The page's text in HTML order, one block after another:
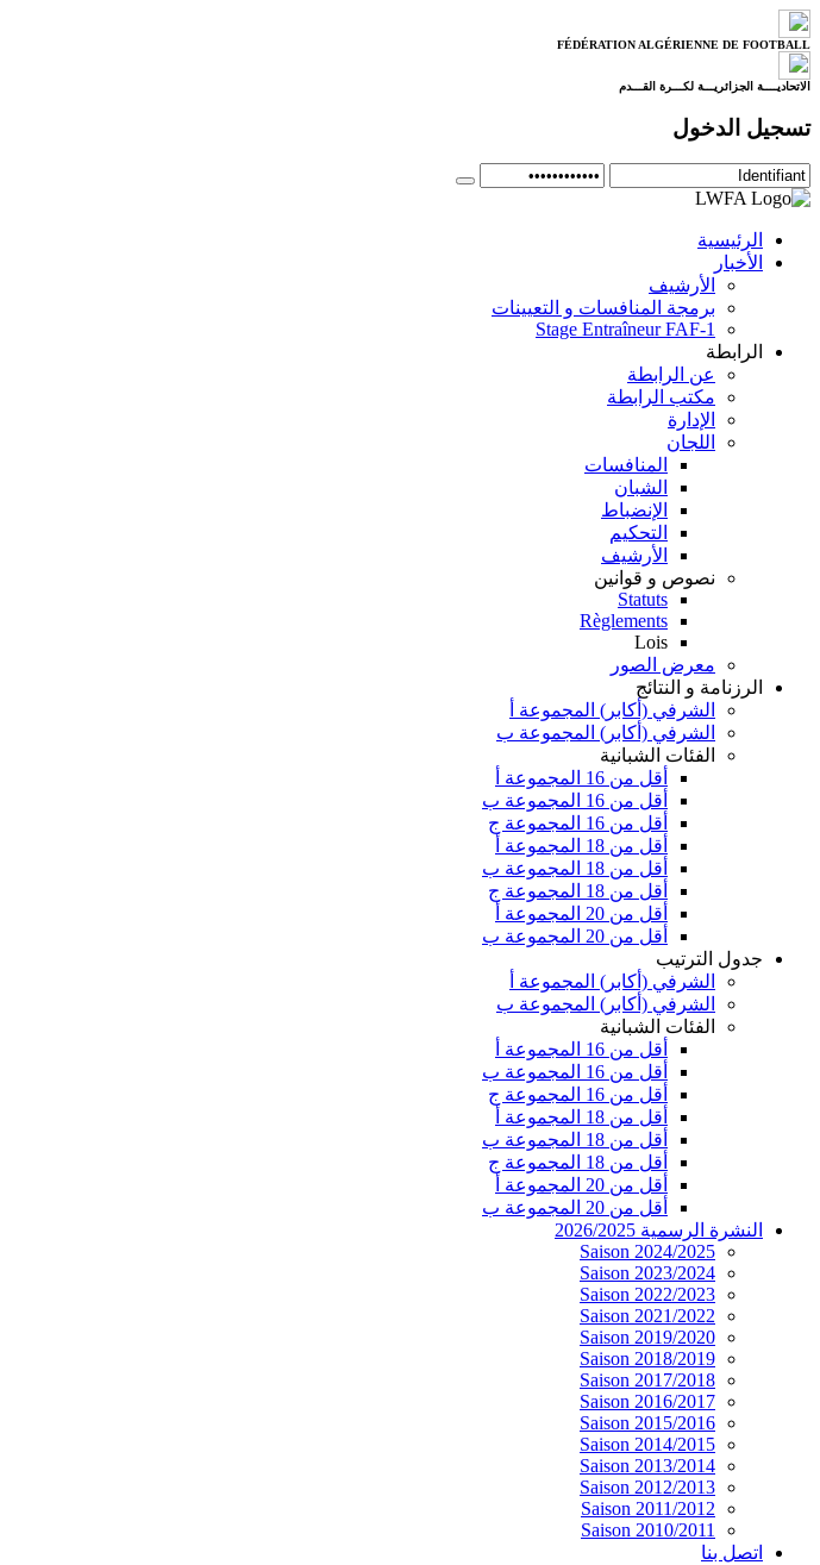
FÉDÉRATION ALGÉRIENNE DE FOOTBALL
الاتحاديــــة الجزائريـــة لكـــرة القـــدم
تسجيل الدخول
الرئيسية
الأخبار
الأرشيف
برمجة المنافسات و التعيينات
Stage Entraîneur FAF-1
الرابطة
عن الرابطة
مكتب الرابطة
الإدارة
اللجان
المنافسات
الشبان
الإنضباط
التحكيم
الأرشيف
نصوص و قوانين
Statuts
Règlements
Lois
معرض الصور
الرزنامة و النتائج
الشرفي (أكابر) المجموعة أ
الشرفي (أكابر) المجموعة ب
الفئات الشبانية
أقل من 16 المجموعة أ
أقل من 16 المجموعة ب
أقل من 16 المجموعة ج
أقل من 18 المجموعة أ
أقل من 18 المجموعة ب
أقل من 18 المجموعة ج
أقل من 20 المجموعة أ
أقل من 20 المجموعة ب
جدول الترتيب
الشرفي (أكابر) المجموعة أ
الشرفي (أكابر) المجموعة ب
الفئات الشبانية
أقل من 16 المجموعة أ
أقل من 16 المجموعة ب
أقل من 16 المجموعة ج
أقل من 18 المجموعة أ
أقل من 18 المجموعة ب
أقل من 18 المجموعة ج
أقل من 20 المجموعة أ
أقل من 20 المجموعة ب
النشرة الرسمية 2026/2025
Saison 2024/2025
Saison 2023/2024
Saison 2022/2023
Saison 2021/2022
Saison 2019/2020
Saison 2018/2019
Saison 2017/2018
Saison 2016/2017
Saison 2015/2016
Saison 2014/2015
Saison 2013/2014
Saison 2012/2013
Saison 2011/2012
Saison 2010/2011
اتصل بنا